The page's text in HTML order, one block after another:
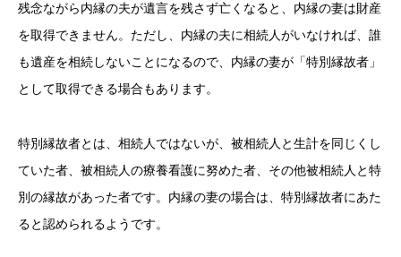
残念ながら内縁の夫が遺言を残さず亡くなると、内縁の妻は財産
を取得できません。ただし、内縁の夫に相続人がいなければ、誰
も遺産を相続しないことになるので、内縁の妻が「特別縁故者」
として取得できる場合もあります。
特別縁故者とは、相続人ではないが、被相続人と生計を同じくし
ていた者、被相続人の療養看護に努めた者、その他被相続人と特
別の縁故があった者です。内縁の妻の場合は、特別縁故者にあた
ると認められるようです。